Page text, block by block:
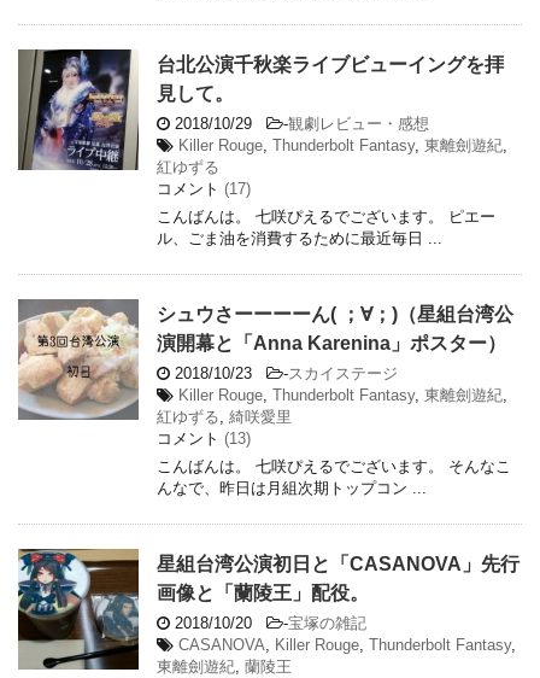
台北公演千秋楽ライブビューイングを拝
見して。
2018/10/29 -観劇レビュー・感想
Killer Rouge, Thunderbolt Fantasy, 東離劍遊紀,
紅ゆずる
コメント (17)
こんばんは。 七咲ぴえるでございます。 ピエー
ル、ごま油を消費するために最近毎日 ...
シュウさーーーーん( ；∀；)（星組台湾公
演開幕と「Anna Karenina」ポスター）
2018/10/23 -スカイステージ
Killer Rouge, Thunderbolt Fantasy, 東離劍遊紀,
紅ゆずる, 綺咲愛里
コメント (13)
こんばんは。 七咲ぴえるでございます。 そんなこ
んなで、昨日は月組次期トップコン ...
星組台湾公演初日と「CASANOVA」先行
画像と「蘭陵王」配役。
2018/10/20 -宝塚の雑記
CASANOVA, Killer Rouge, Thunderbolt Fantasy,
東離劍遊紀, 蘭陵王